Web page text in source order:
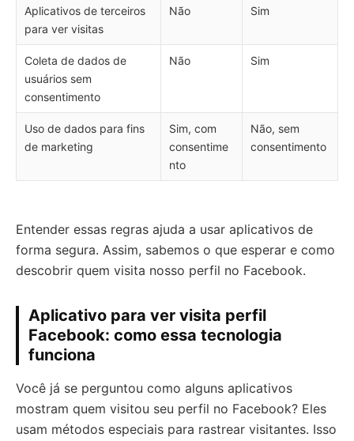
Aplicativos de terceiros
para ver visitas
Não Sim
Coleta de dados de
usuários sem
consentimento
Não Sim
Uso de dados para fins
de marketing
Sim, com
consentime
nto
Não, sem
consentimento
Entender essas regras ajuda a usar aplicativos de
forma segura. Assim, sabemos o que esperar e como
descobrir quem visita nosso perfil no Facebook.
Aplicativo para ver visita perfil
Facebook: como essa tecnologia
funciona
Você já se perguntou como alguns aplicativos
mostram quem visitou seu perfil no Facebook? Eles
usam métodos especiais para rastrear visitantes. Isso